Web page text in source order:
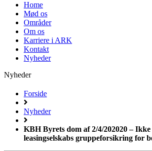
Home
Mød os
Områder
Om os
Karriere i ARK
Kontakt
Nyheder
Nyheder
Forside
Nyheder
KBH Byrets dom af 2/4/202020 –
leasingselskabs gruppeforsikring for